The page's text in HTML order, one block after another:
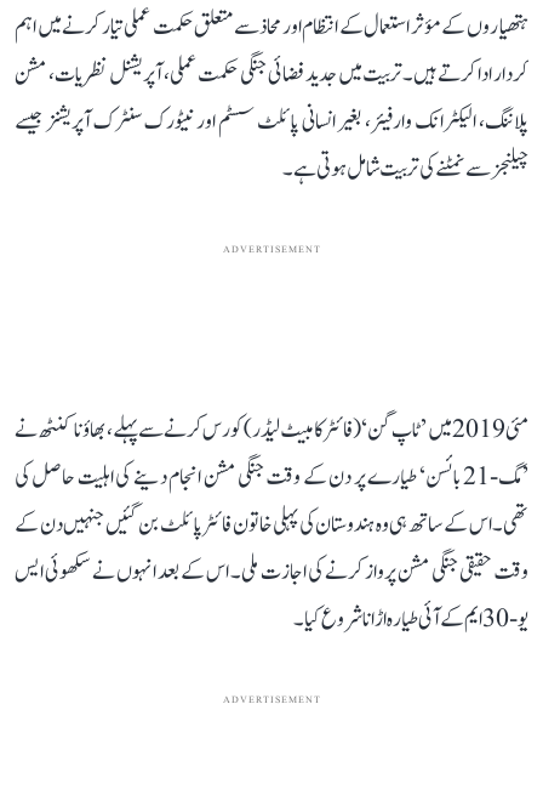
ہتھیاروں کے مؤثر استعمال کے انتظام اور محاذ سے متعلق حکمت عملی تیار کرنے میں اہم
کردار ادا کرتے ہیں۔ تربیت میں جدید فضائی جنگی حکمت عملی، آپریشنل نظریات، مشن
پلاننگ، الیکٹرانک وارفیئر، بغیر انسانی پائلٹ سسٹم اور نیٹورک سنٹرک آپریشنز جیسے
چیلنجز سے نمٹنے کی تربیت شامل ہوتی ہے۔
ADVERTISEMENT
مئی 2019 میں ’ٹاپ گن‘ (فائٹر کامبیٹ لیڈر) کورس کرنے سے پہلے، بھاؤنا کنٹھ نے
’مگ-21 بائسن‘ طیارے پر دن کے وقت جنگی مشن انجام دینے کی اہلیت حاصل کی
تھی۔ اس کے ساتھ ہی وہ ہندوستان کی پہلی خاتون فائٹر پائلٹ بن گئیں جنہیں دن کے
وقت حقیقی جنگی مشن پرواز کرنے کی اجازت ملی۔ اس کے بعد انہوں نے سکھوئی ایس
یو-30 ایم کے آئی طیارہ اڑانا شروع کیا۔
ADVERTISEMENT